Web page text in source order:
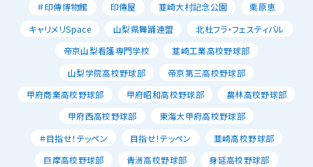
＃印傳博物館
印傳屋 韮崎大村記念公園
栗原恵
キャリメリSpace
山梨県舞踊連盟
北杜フラ・フェスティバル
帝京山梨看護専門学校
韮崎工業高校野球部
山梨学院高校野球部
帝京第三高校野球部
甲府商業高校野球部
甲府昭和高校野球部
農林高校野球部
甲府西高校野球部
東海大甲府高校野球部
＃目指せ！テッペン
目指せ！テッペン
韮崎高校野球部
巨摩高校野球部
青洲高校野球部
身延高校野球部